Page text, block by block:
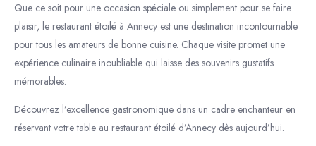
Que ce soit pour une occasion spéciale ou simplement pour se faire
plaisir, le restaurant étoilé à Annecy est une destination incontournable
pour tous les amateurs de bonne cuisine. Chaque visite promet une
expérience culinaire inoubliable qui laisse des souvenirs gustatifs
mémorables.
Découvrez l’excellence gastronomique dans un cadre enchanteur en
réservant votre table au restaurant étoilé d’Annecy dès aujourd’hui.